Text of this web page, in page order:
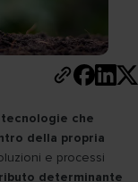
tecnologie che
della propria
e processi
determinante